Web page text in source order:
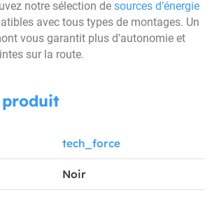
notre sélection de sources d’énergie
avec tous types de montages. Un
vous garantit plus d'autonomie et
sur la route.
produit
tech_force
Noir